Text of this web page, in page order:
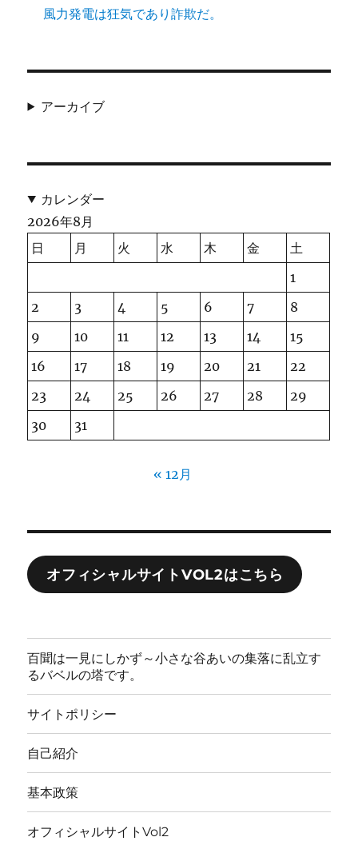
風力発電は狂気であり詐欺だ。
アーカイブ
カレンダー
2026年8月
日
月 火 水 木 金
土
1
2
3 4 5 6 7
8
9
10 11 12 13 14
15
16
17 18 19 20 21
22
23
24 25 26 27 28
29
30
31
« 12月
オフィシャルサイトVOL2はこちら
百聞は一見にしかず～小さな谷あいの集落に乱立す
るバベルの塔です。
サイトポリシー
自己紹介
基本政策
オフィシャルサイトVol2